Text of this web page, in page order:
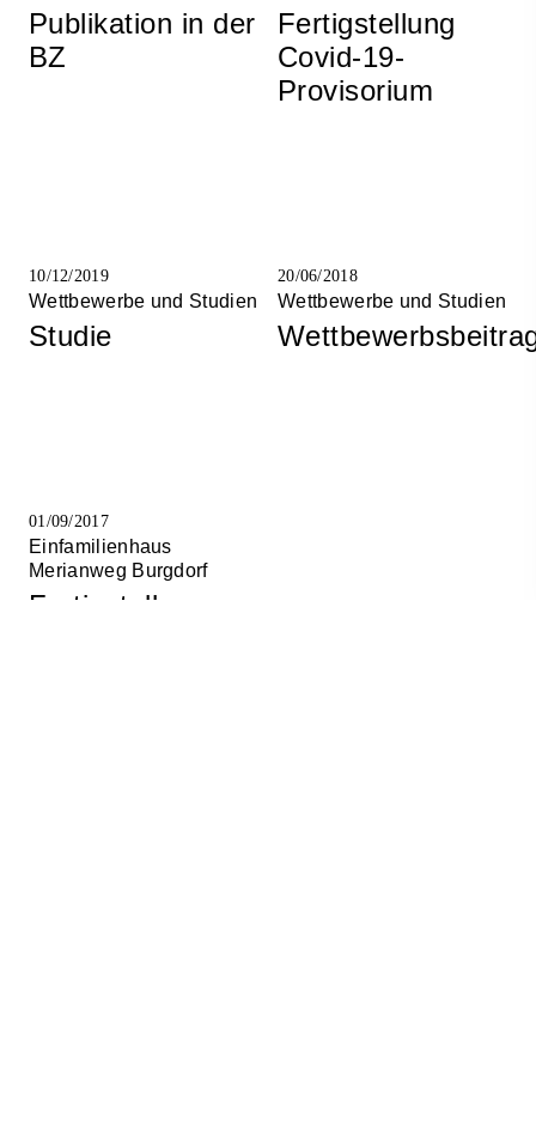
Publikation in der
BZ
Fertigstellung
Covid-19-
Provisorium
10/12/2019
Wettbewerbe und Studien
Studie
20/06/2018
Wettbewerbe und Studien
01/09/2017
Einfamilienhaus
Merianweg Burgdorf
Fertigstellung